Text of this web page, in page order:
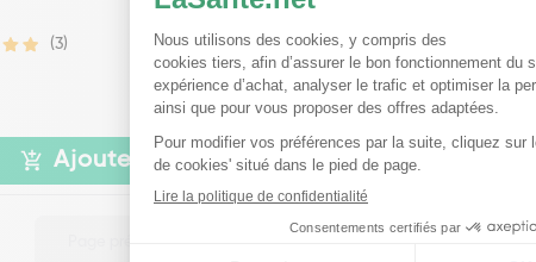
(3)
5,88€
Ajouter
chute et Anti-A...
(1)
200 ml 400 ml
à partir de
13,46€
Voir l'article